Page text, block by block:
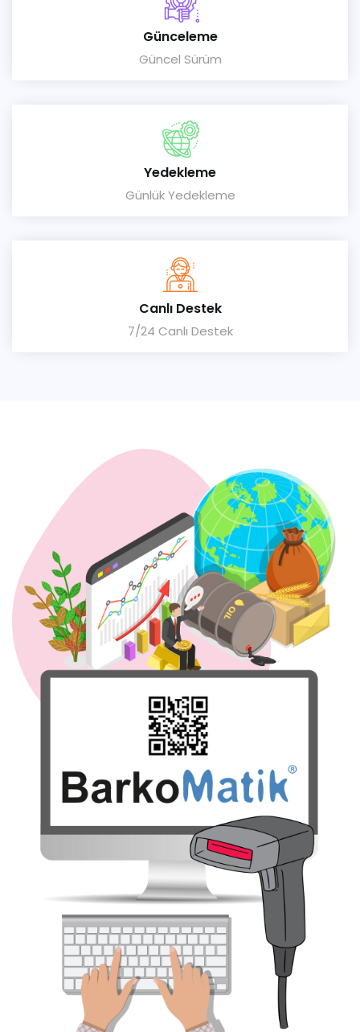
Günceleme
Güncel Sürüm
Yedekleme
Günlük Yedekleme
Canlı Destek
7/24 Canlı Destek